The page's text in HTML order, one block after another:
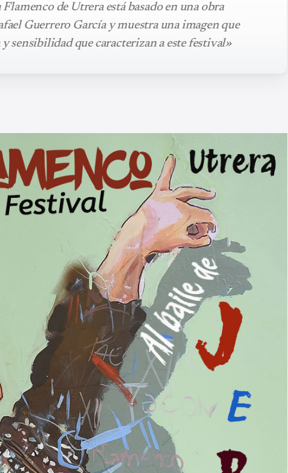
de Utrera está basado en una obra
Guerrero García y muestra una imagen que
sensibilidad que caracterizan a este festival»